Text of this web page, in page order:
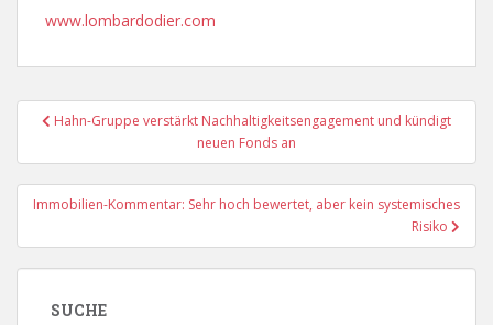
www.lombardodier.com
Beitragsnavigation
Hahn-Gruppe verstärkt Nachhaltigkeitsengagement und kündigt
neuen Fonds an
Immobilien-Kommentar: Sehr hoch bewertet, aber kein systemisches
Risiko
SUCHE